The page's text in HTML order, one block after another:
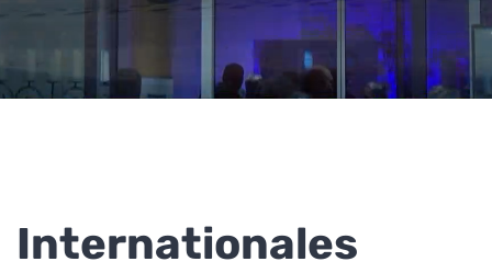
Internationales